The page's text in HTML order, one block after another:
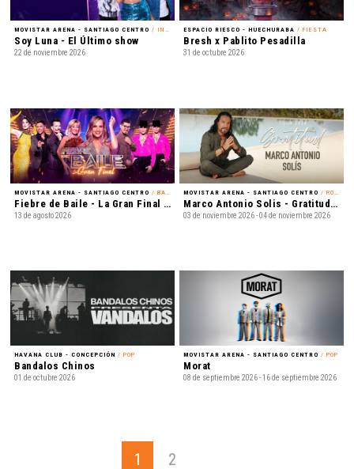
MOVISTAR ARENA - SANTIAGO CENTRO / INFANTIL
Soy Luna - El Último show
22 de noviembre 2026
ESPACIO RIESCO - HUECHURABA / FIESTA
Bresh x Pablito Pesadilla
31 de octubre 2026
MOVISTAR ARENA - SANTIAGO CENTRO / BAILE
Fiebre de Baile - La Gran Final en Vivo
13 de agosto 2026
MOVISTAR ARENA - SANTIAGO CENTRO / ROMÁNTICO
Marco Antonio Solis - Gratitud Tour 2026
03 de noviembre 2026 - 04 de noviembre 2026
HAVANA CLUB - CONCEPCIÓN / POP
Bandalos Chinos
01 de octubre 2026
MOVISTAR ARENA - SANTIAGO CENTRO / POP
Morat
08 de septiembre 2026 - 16 de septiembre 2026
1 2